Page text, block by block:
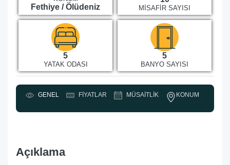
Fethiye / Ölüdeniz MISAFIR SAYISI
5
YATAK ODASI
5
BANYO SAYISI
GENEL FIYATLAR MÜSAITLIK KONUM
Açıklama